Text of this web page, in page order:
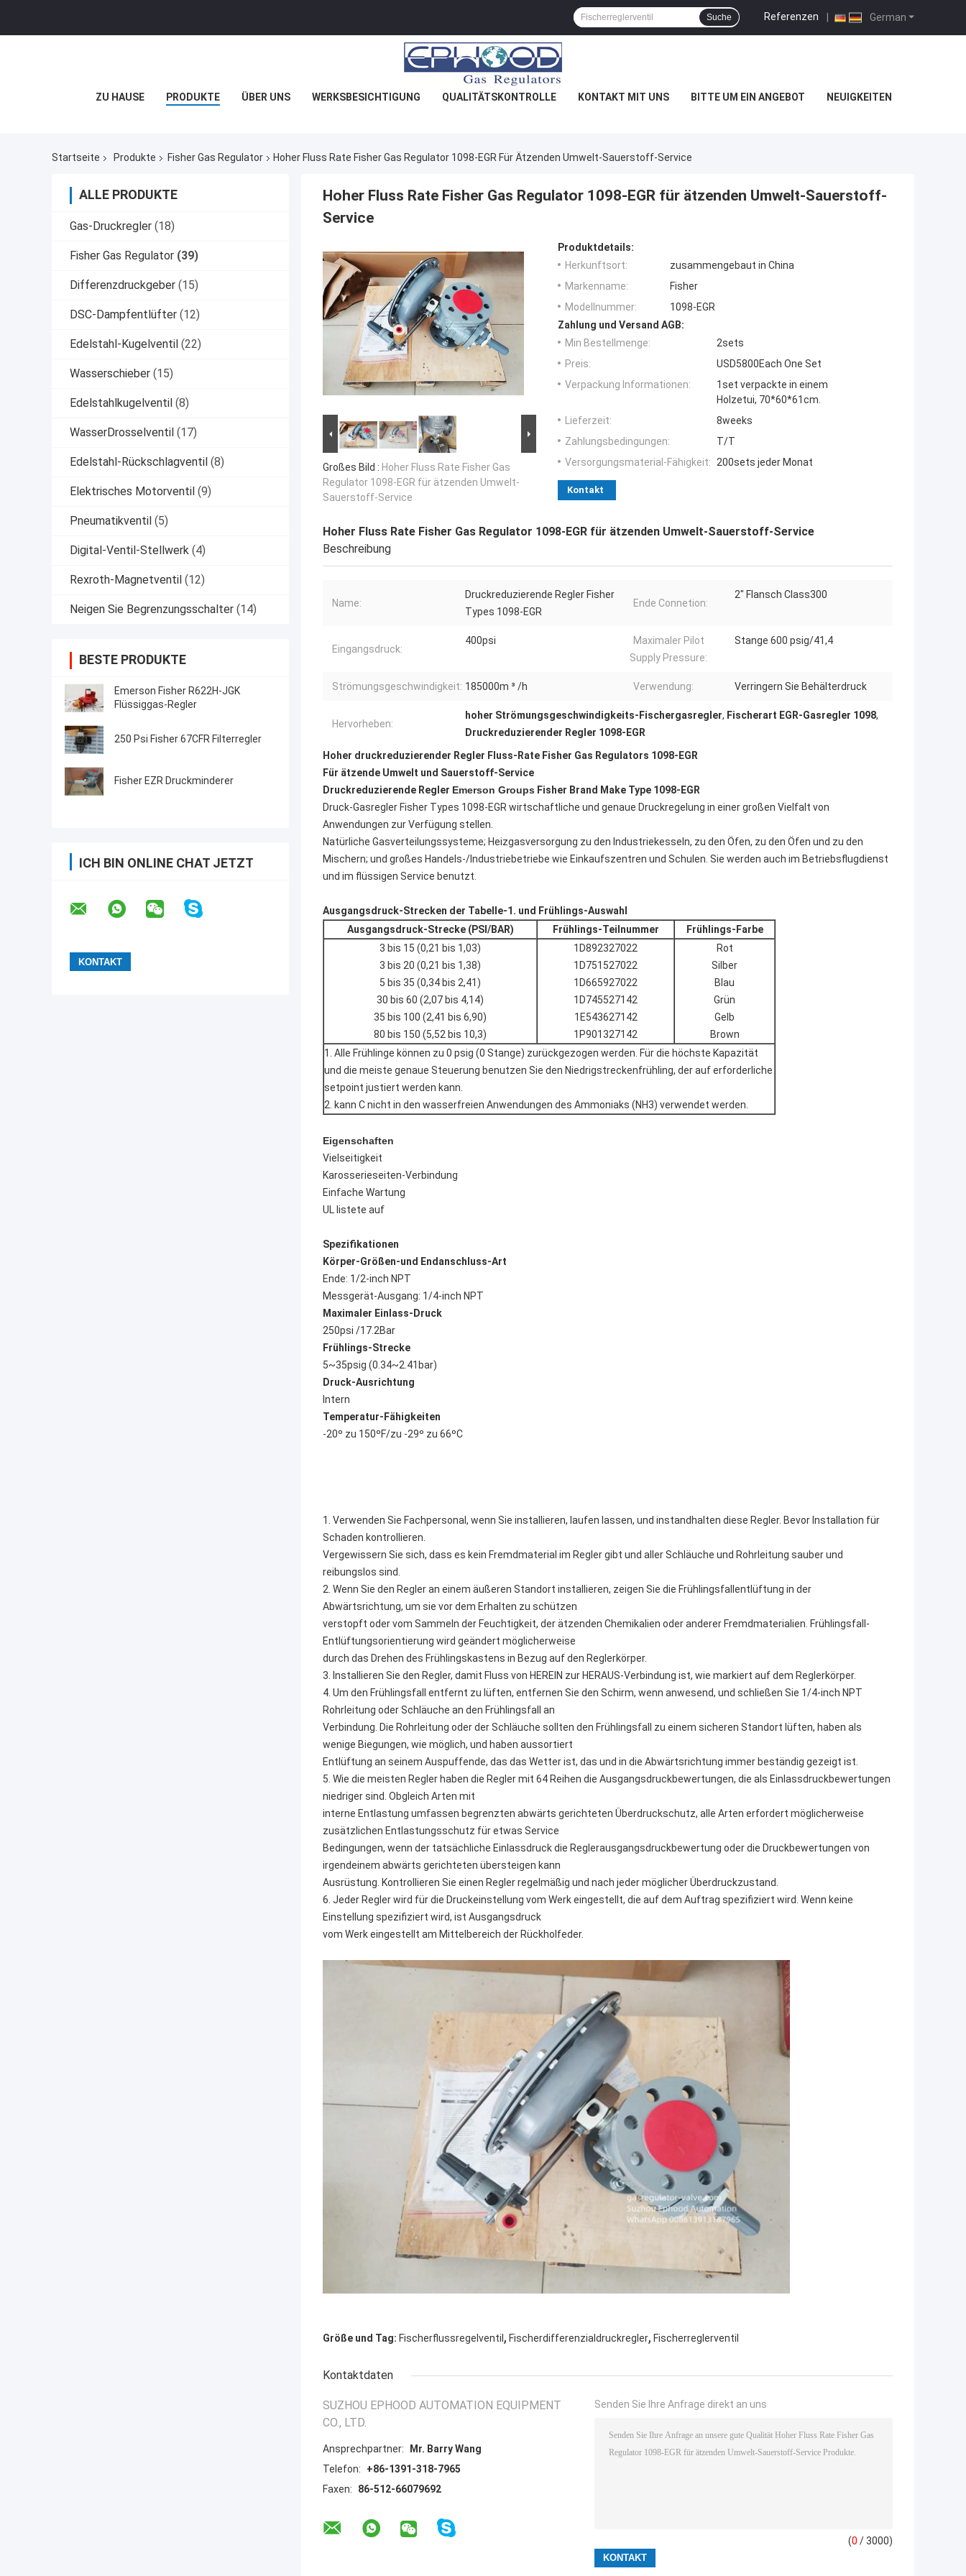
German
Referenzen |
Suche
ZU HAUSE PRODUKTE ÜBER UNS WERKSBESICHTIGUNG QUALITÄTSKONTROLLE KONTAKT MIT UNS BITTE UM EIN ANGEBOT NEUIGKEITEN
Startseite Produkte Fisher Gas Regulator Hoher Fluss Rate Fisher Gas Regulator 1098-EGR Für Ätzenden Umwelt-Sauerstoff-Service
ALLE PRODUKTE
Gas-Druckregler (18)
Fisher Gas Regulator (39)
Differenzdruckgeber (15)
DSC-Dampfentlüfter (12)
Edelstahl-Kugelventil (22)
Wasserschieber (15)
Edelstahlkugelventil (8)
WasserDrosselventil (17)
Edelstahl-Rückschlagventil (8)
Elektrisches Motorventil (9)
Pneumatikventil (5)
Digital-Ventil-Stellwerk (4)
Rexroth-Magnetventil (12)
Neigen Sie Begrenzungsschalter (14)
BESTE PRODUKTE
Emerson Fisher R622H-JGK
Flüssiggas-Regler
250 Psi Fisher 67CFR Filterregler
Fisher EZR Druckminderer
ICH BIN ONLINE CHAT JETZT
Hoher Fluss Rate Fisher Gas Regulator 1098-EGR für ätzenden Umwelt-Sauerstoff-
Service
Großes Bild : Hoher Fluss Rate Fisher Gas
Regulator 1098-EGR für ätzenden Umwelt-
Sauerstoff-Service
Produktdetails:
Herkunftsort:
zusammengebaut in China
Markenname:
Fisher
Modellnummer:
1098-EGR
Zahlung und Versand AGB:
Min Bestellmenge:
2sets
Preis:
USD5800Each One Set
Verpackung Informationen:
1set verpackte in einem
Holzetui, 70*60*61cm.
Lieferzeit:
8weeks
Zahlungsbedingungen:
T/T
Versorgungsmaterial-Fähigkeit: 200sets jeder Monat
Kontakt
Hoher Fluss Rate Fisher Gas Regulator 1098-EGR für ätzenden Umwelt-Sauerstoff-Service
Beschreibung
Name:
Druckreduzierende Regler Fisher
Types 1098-EGR
Ende Connetion:
2" Flansch Class300
Eingangsdruck:
400psi
Maximaler Pilot
Supply Pressure:
Stange 600 psig/41,4
Strömungsgeschwindigkeit: 185000m ³ /h Verwendung: Verringern Sie Behälterdruck
Hervorheben:
hoher Strömungsgeschwindigkeits-Fischergasregler, Fischerart EGR-Gasregler 1098,
Druckreduzierender Regler 1098-EGR
Hoher druckreduzierender Regler Fluss-Rate Fisher Gas Regulators 1098-EGR
Für ätzende Umwelt und Sauerstoff-Service
Druckreduzierende Regler Emerson Groups Fisher Brand Make Type 1098-EGR
Druck-Gasregler Fisher Types 1098-EGR wirtschaftliche und genaue Druckregelung in einer großen Vielfalt von
Anwendungen zur Verfügung stellen.
Natürliche Gasverteilungssysteme; Heizgasversorgung zu den Industriekesseln, zu den Öfen, zu den Öfen und zu den
Mischern; und großes Handels-/Industriebetriebe wie Einkaufszentren und Schulen. Sie werden auch im Betriebsflugdienst
und im flüssigen Service benutzt.
Ausgangsdruck-Strecken der Tabelle-1. und Frühlings-Auswahl
Ausgangsdruck-Strecke (PSI/BAR)
Frühlings-Teilnummer
Frühlings-Farbe
3 bis 15 (0,21 bis 1,03)
3 bis 20 (0,21 bis 1,38)
5 bis 35 (0,34 bis 2,41)
30 bis 60 (2,07 bis 4,14)
35 bis 100 (2,41 bis 6,90)
80 bis 150 (5,52 bis 10,3)
1D892327022
1D751527022
1D665927022
1D745527142
1E543627142
1P901327142
Rot
Silber
Blau
Grün
Gelb
Brown
1. Alle Frühlinge können zu 0 psig (0 Stange) zurückgezogen werden. Für die höchste Kapazität
und die meiste genaue Steuerung benutzen Sie den Niedrigstreckenfrühling, der auf erforderliche
setpoint justiert werden kann.
2. kann C nicht in den wasserfreien Anwendungen des Ammoniaks (NH3) verwendet werden.
Eigenschaften
Vielseitigkeit
Karosserieseiten-Verbindung
Einfache Wartung
UL listete auf
Spezifikationen
Körper-Größen-und Endanschluss-Art
Ende: 1/2-inch NPT
Messgerät-Ausgang: 1/4-inch NPT
Maximaler Einlass-Druck
250psi /17.2Bar
Frühlings-Strecke
5~35psig (0.34~2.41bar)
Druck-Ausrichtung
Intern
Temperatur-Fähigkeiten
-20º zu 150ºF/zu -29º zu 66ºC
1. Verwenden Sie Fachpersonal, wenn Sie installieren, laufen lassen, und instandhalten diese Regler. Bevor Installation für
Schaden kontrollieren.
Vergewissern Sie sich, dass es kein Fremdmaterial im Regler gibt und aller Schläuche und Rohrleitung sauber und
reibungslos sind.
2. Wenn Sie den Regler an einem äußeren Standort installieren, zeigen Sie die Frühlingsfallentlüftung in der
Abwärtsrichtung, um sie vor dem Erhalten zu schützen
verstopft oder vom Sammeln der Feuchtigkeit, der ätzenden Chemikalien oder anderer Fremdmaterialien. Frühlingsfall-
Entlüftungsorientierung wird geändert möglicherweise
durch das Drehen des Frühlingskastens in Bezug auf den Reglerkörper.
3. Installieren Sie den Regler, damit Fluss von HEREIN zur HERAUS-Verbindung ist, wie markiert auf dem Reglerkörper.
4. Um den Frühlingsfall entfernt zu lüften, entfernen Sie den Schirm, wenn anwesend, und schließen Sie 1/4-inch NPT
Rohrleitung oder Schläuche an den Frühlingsfall an
Verbindung. Die Rohrleitung oder der Schläuche sollten den Frühlingsfall zu einem sicheren Standort lüften, haben als
wenige Biegungen, wie möglich, und haben aussortiert
Entlüftung an seinem Auspuffende, das das Wetter ist, das und in die Abwärtsrichtung immer beständig gezeigt ist.
5. Wie die meisten Regler haben die Regler mit 64 Reihen die Ausgangsdruckbewertungen, die als Einlassdruckbewertungen
niedriger sind. Obgleich Arten mit
interne Entlastung umfassen begrenzten abwärts gerichteten Überdruckschutz, alle Arten erfordert möglicherweise
zusätzlichen Entlastungsschutz für etwas Service
Bedingungen, wenn der tatsächliche Einlassdruck die Reglerausgangsdruckbewertung oder die Druckbewertungen von
irgendeinem abwärts gerichteten übersteigen kann
Ausrüstung. Kontrollieren Sie einen Regler regelmäßig und nach jeder möglicher Überdruckzustand.
6. Jeder Regler wird für die Druckeinstellung vom Werk eingestellt, die auf dem Auftrag spezifiziert wird. Wenn keine
Einstellung spezifiziert wird, ist Ausgangsdruck
vom Werk eingestellt am Mittelbereich der Rückholfeder.
Größe und Tag: Fischerflussregelventil , Fischerdifferenzialdruckregler, Fischerreglerventil
Kontaktdaten
SUZHOU EPHOOD AUTOMATION EQUIPMENT
CO., LTD.
Ansprechpartner:
Mr. Barry Wang
Telefon:
+86-1391-318-7965
Faxen:
86-512-66079692
Senden Sie Ihre Anfrage direkt an uns
(0 / 3000)